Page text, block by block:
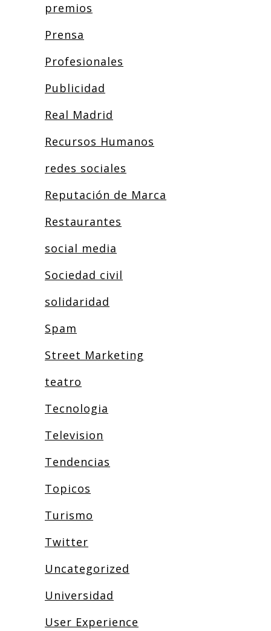
premios
Prensa
Profesionales
Publicidad
Real Madrid
Recursos Humanos
redes sociales
Reputación de Marca
Restaurantes
social media
Sociedad civil
solidaridad
Spam
Street Marketing
teatro
Tecnologia
Television
Tendencias
Topicos
Turismo
Twitter
Uncategorized
Universidad
User Experience